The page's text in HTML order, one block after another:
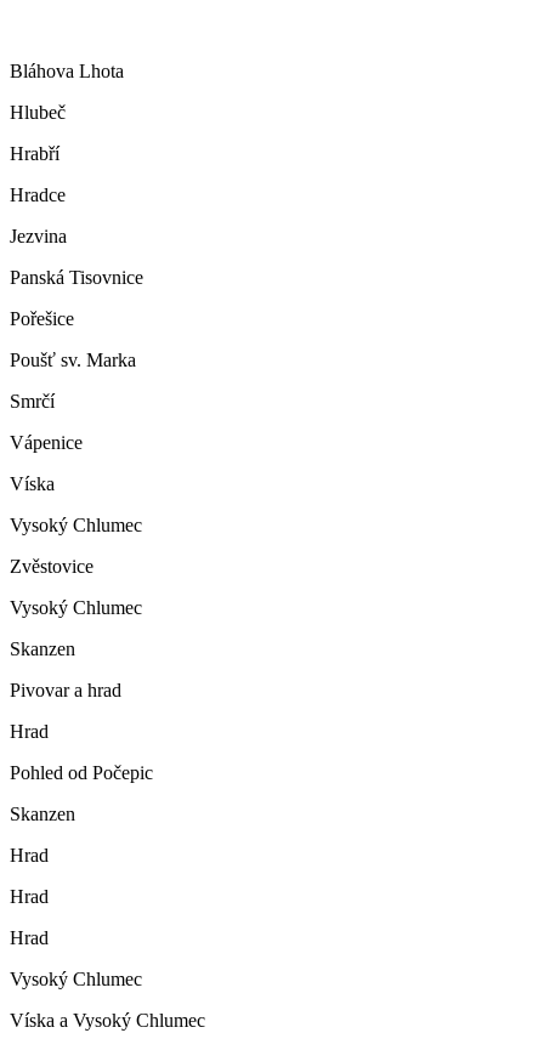
Bláhova Lhota
Hlubeč
Hrabří
Hradce
Jezvina
Panská Tisovnice
Pořešice
Poušť sv. Marka
Smrčí
Vápenice
Víska
Vysoký Chlumec
Zvěstovice
Vysoký Chlumec
Skanzen
Pivovar a hrad
Hrad
Pohled od Počepic
Skanzen
Hrad
Hrad
Hrad
Vysoký Chlumec
Víska a Vysoký Chlumec